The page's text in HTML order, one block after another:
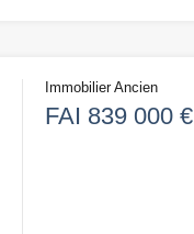
Immobilier Ancien
FAI 839 000 €